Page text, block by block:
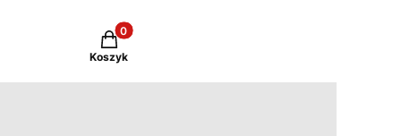
Produkty w koszyku: 0. Zobacz szczegóły
Koszyk